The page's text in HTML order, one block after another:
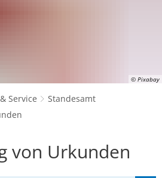
© Pixabay
Service
Standesamt
von Urkunden